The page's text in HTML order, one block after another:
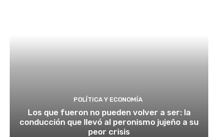
POLÍTICA Y ECONOMÍA
Los que fueron no pueden volver a ser: la
conducción que llevó al peronismo jujeño a su
peor crisis